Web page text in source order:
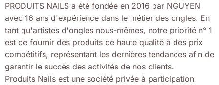
PRODUITS NAILS a été fondée en 2016 par NGUYEN
avec 16 ans d'expérience dans le métier des ongles. En
tant qu'artistes d'ongles nous-mêmes, notre priorité n° 1
est de fournir des produits de haute qualité à des prix
compétitifs, représentant les dernières tendances afin de
garantir le succès des activités de nos clients.
Produits Nails est une société privée à participation